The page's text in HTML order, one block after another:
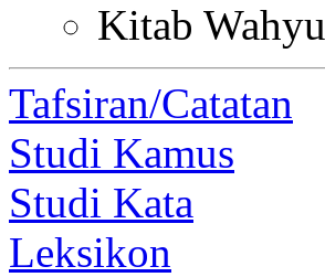
Kitab Wahyu
Tafsiran/Catatan
Studi Kamus
Studi Kata
Leksikon